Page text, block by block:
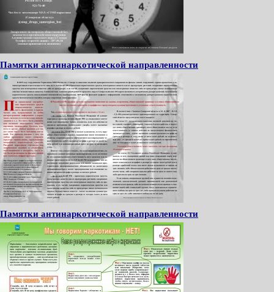
Памятки антинаркотической направленности
Памятки антинаркотической направленности